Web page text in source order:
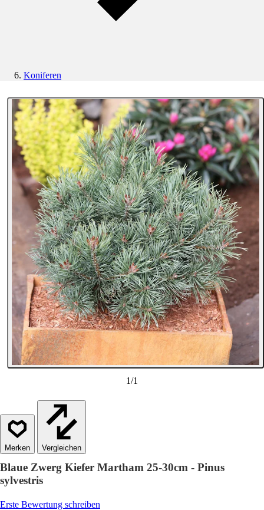
Koniferen
1/1
Vergleichen
Blaue Zwerg Kiefer Martham 25-30cm - Pinus
sylvestris
Erste Bewertung schreiben